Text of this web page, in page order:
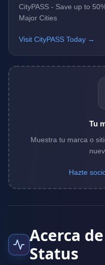
CityPASS - Save up to
Major Cities
Visit CityPASS Today →
Tu
Muestra tu marca o
Hazte
Acerca
Status